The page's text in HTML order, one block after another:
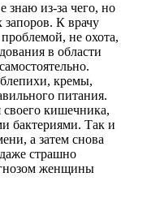
знаю из-за чего, но
запоров. К врачу
не охота,
в области
кремы,
питания.
кишечника,
бактериями. Так и
а затем снова
страшно
женщины